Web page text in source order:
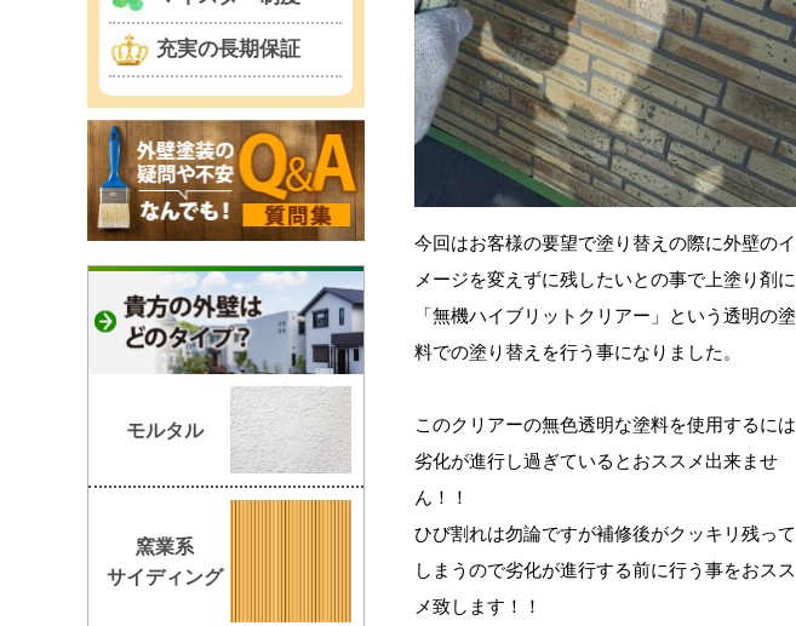
今回はお客様の要望で塗り替えの際に外壁のイ
メージを変えずに残したいとの事で上塗り剤に
「無機ハイブリットクリアー」という透明の塗
料での塗り替えを行う事になりました。
このクリアーの無色透明な塗料を使用するには
劣化が進行し過ぎているとおススメ出来ませ
ん！！
ひび割れは勿論ですが補修後がクッキリ残って
しまうので劣化が進行する前に行う事をおスス
メ致します！！
充実の長期保証
モルタル
窯業系
サイディング